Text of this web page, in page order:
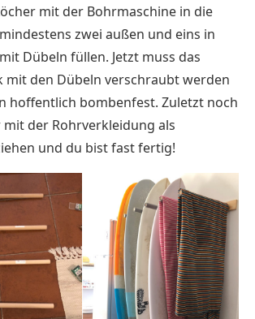
mit der Bohrmaschine in die
zwei außen und eins in
Dübeln füllen. Jetzt muss das
mit den Dübeln verschraubt werden
hoffentlich bombenfest. Zuletzt noch
mit der Rohrverkleidung als
und du bist fast fertig!